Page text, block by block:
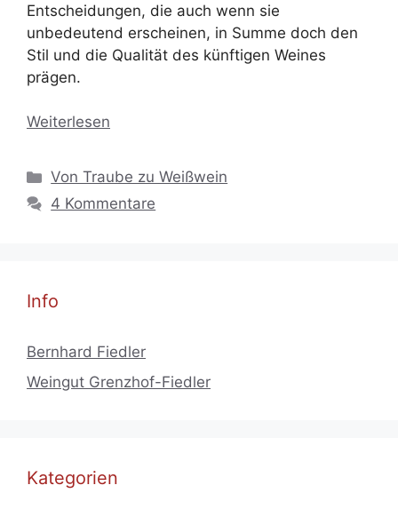
Entscheidungen, die auch wenn sie
unbedeutend erscheinen, in Summe doch den
Stil und die Qualität des künftigen Weines
prägen.
Weiterlesen
Kategorien
Von Traube zu Weißwein
4 Kommentare
Info
Bernhard Fiedler
Weingut Grenzhof-Fiedler
Kategorien